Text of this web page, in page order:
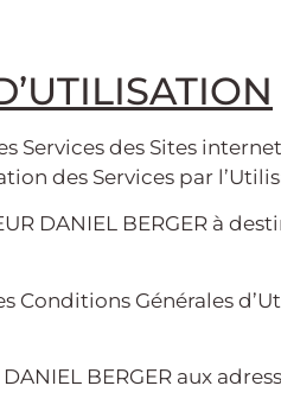
Services des Sites internet
des Services par
DANIEL BERGER à
Conditions Générales
BERGER aux